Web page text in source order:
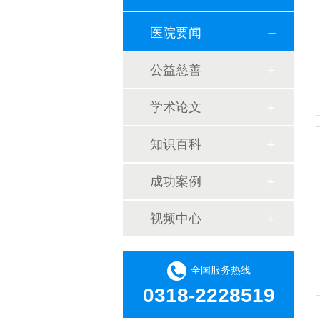
医院要闻
公益慈善
学术论文
知识百科
成功案例
视频中心
全国服务热线
0318-2228519